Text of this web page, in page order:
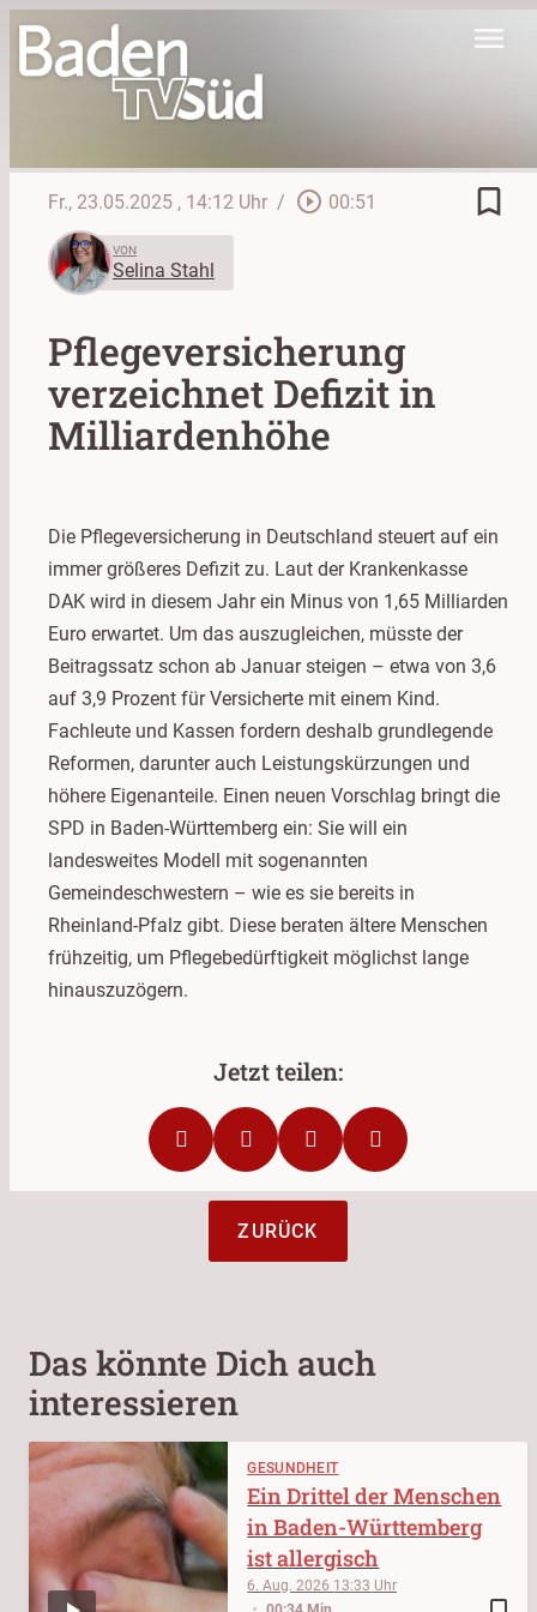
menu
Fr., 23.05.2025 , 14:12 Uhr / play_circle_outline 00:51 bookmark_border
VON
Selina Stahl
Pflegeversicherung
verzeichnet Defizit in
Milliardenhöhe
Die Pflegeversicherung in Deutschland steuert auf ein
immer größeres Defizit zu. Laut der Krankenkasse
DAK wird in diesem Jahr ein Minus von 1,65 Milliarden
Euro erwartet. Um das auszugleichen, müsste der
Beitragssatz schon ab Januar steigen – etwa von 3,6
auf 3,9 Prozent für Versicherte mit einem Kind.
Fachleute und Kassen fordern deshalb grundlegende
Reformen, darunter auch Leistungskürzungen und
höhere Eigenanteile. Einen neuen Vorschlag bringt die
SPD in Baden-Württemberg ein: Sie will ein
landesweites Modell mit sogenannten
Gemeindeschwestern – wie es sie bereits in
Rheinland-Pfalz gibt. Diese beraten ältere Menschen
frühzeitig, um Pflegebedürftigkeit möglichst lange
hinauszuzögern.
ZURÜCK
Das könnte Dich auch
interessieren
GESUNDHEIT
6. Aug. 2026 13:33
Ein Drittel der Menschen
in Baden-Württemberg
ist allergisch